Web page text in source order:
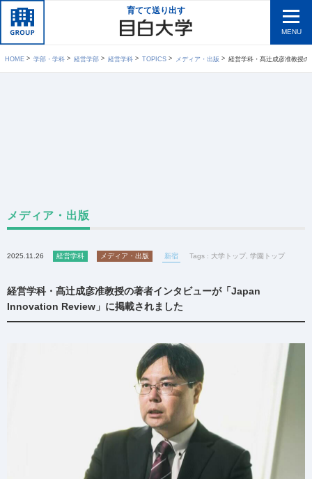
育てて送り出す
MENU
HOME 学部・学科 経営学部 経営学科 TOPICS メディア・出版 経営学科・髙辻成彦准教授の著者イン
メディア・出版
2025.11.26 経営学科 メディア・出版 新宿 Tags : 大学トップ 学園トップ
経営学科・髙辻成彦准教授の著者インタビューが「Japan
Innovation Review」に掲載されました